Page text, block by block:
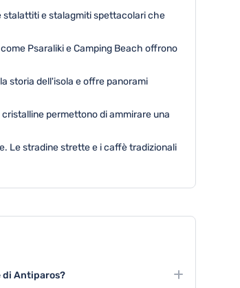
stalattiti e stalagmiti spettacolari che
Psaraliki e Camping Beach offrono
storia dell'isola e offre panorami
permettono di ammirare una
Le stradine strette e i caffè tradizionali
di Antiparos?